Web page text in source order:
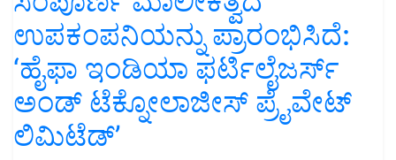
ಉಪಕಂಪನಿಯನ್ನು ಪ್ರಾರಂಭಿಸಿದೆ:
‘ಹೈಫಾ ಇಂಡಿಯಾ ಫರ್ಟಿಲೈಜರ್ಸ್
ಅಂಡ್ ಟೆಕ್ನೋಲಾಜೀಸ್ ಪ್ರೈವೇಟ್
ಲಿಮಿಟೆಡ್’